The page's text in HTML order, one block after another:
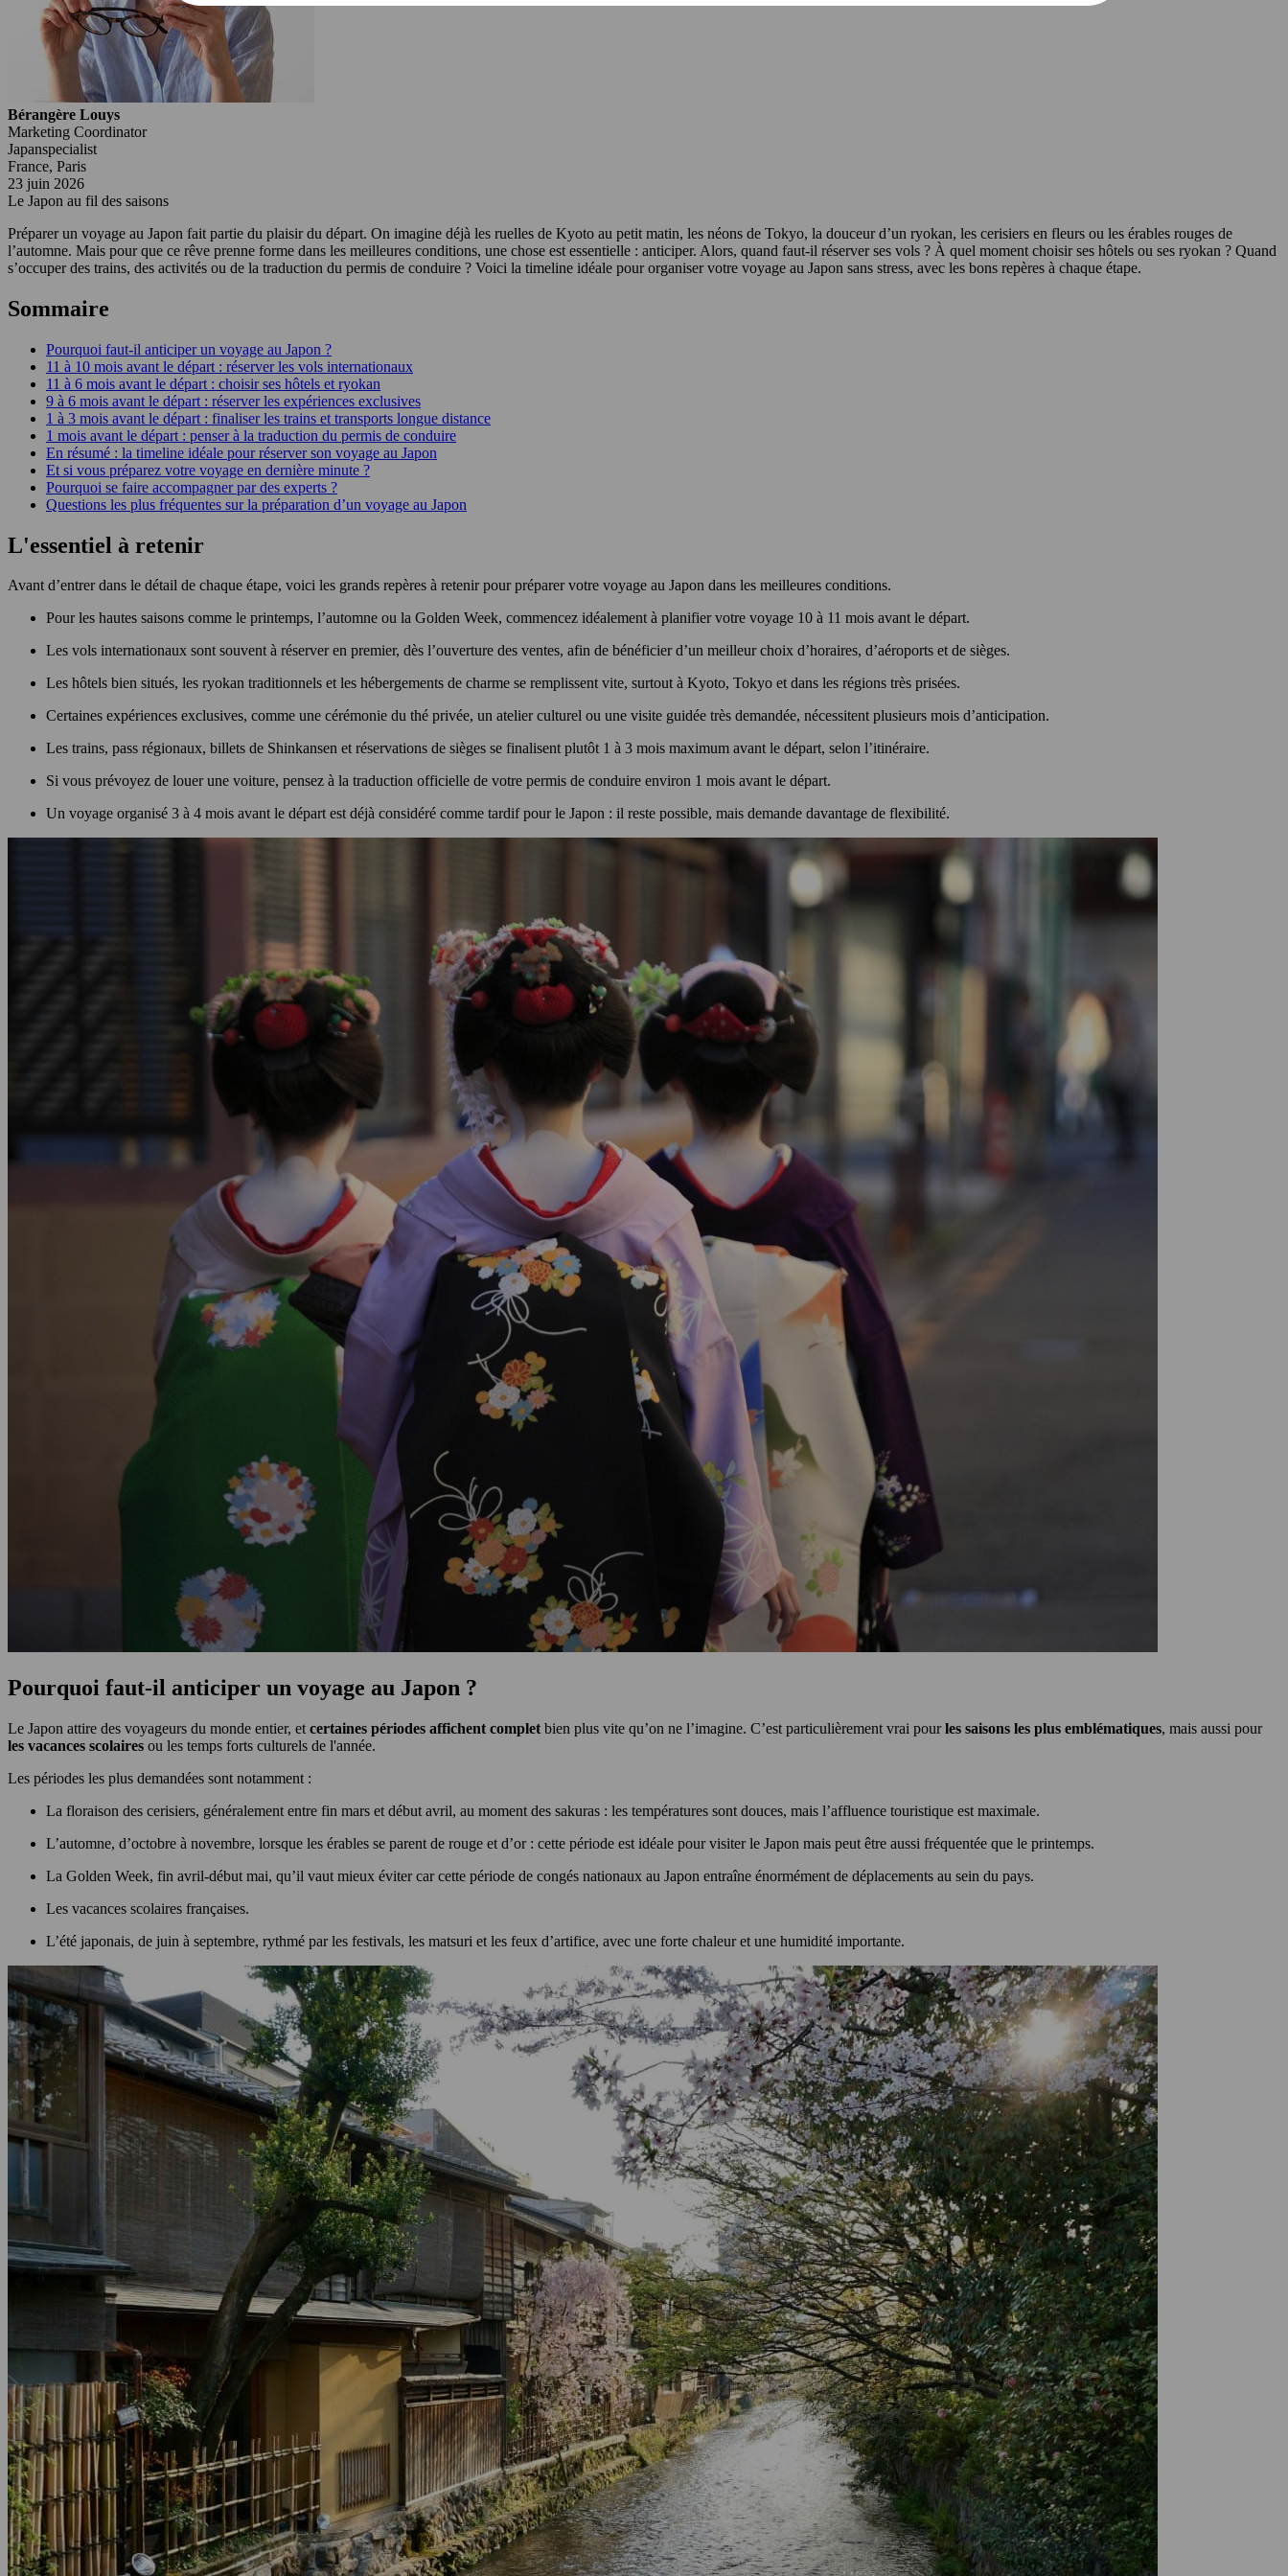
Bérangère Louys
Marketing Coordinator
Japanspecialist
France, Paris
23 juin 2026
Le Japon au fil des saisons
Préparer un voyage au Japon fait partie du plaisir du départ. On imagine déjà les ruelles de Kyoto au petit matin, les néons de Tokyo, la douceur d’un ryokan, les cerisiers en fleurs ou les érables rouges de
l’automne. Mais pour que ce rêve prenne forme dans les meilleures conditions, une chose est essentielle : anticiper. Alors, quand faut-il réserver ses vols ? À quel moment choisir ses hôtels ou ses ryokan ? Quand
s’occuper des trains, des activités ou de la traduction du permis de conduire ? Voici la timeline idéale pour organiser votre voyage au Japon sans stress, avec les bons repères à chaque étape.
Sommaire
Pourquoi faut-il anticiper un voyage au Japon ?
11 à 10 mois avant le départ : réserver les vols internationaux
11 à 6 mois avant le départ : choisir ses hôtels et ryokan
9 à 6 mois avant le départ : réserver les expériences exclusives
1 à 3 mois avant le départ : finaliser les trains et transports longue distance
1 mois avant le départ : penser à la traduction du permis de conduire
En résumé : la timeline idéale pour réserver son voyage au Japon
Et si vous préparez votre voyage en dernière minute ?
Pourquoi se faire accompagner par des experts ?
Questions les plus fréquentes sur la préparation d’un voyage au Japon
L'essentiel à retenir
Avant d’entrer dans le détail de chaque étape, voici les grands repères à retenir pour préparer votre voyage au Japon dans les meilleures conditions.
Pour les hautes saisons comme le printemps, l’automne ou la Golden Week, commencez idéalement à planifier votre voyage 10 à 11 mois avant le départ.
Les vols internationaux sont souvent à réserver en premier, dès l’ouverture des ventes, afin de bénéficier d’un meilleur choix d’horaires, d’aéroports et de sièges.
Les hôtels bien situés, les ryokan traditionnels et les hébergements de charme se remplissent vite, surtout à Kyoto, Tokyo et dans les régions très prisées.
Certaines expériences exclusives, comme une cérémonie du thé privée, un atelier culturel ou une visite guidée très demandée, nécessitent plusieurs mois d’anticipation.
Les trains, pass régionaux, billets de Shinkansen et réservations de sièges se finalisent plutôt 1 à 3 mois maximum avant le départ, selon l’itinéraire.
Si vous prévoyez de louer une voiture, pensez à la traduction officielle de votre permis de conduire environ 1 mois avant le départ.
Un voyage organisé 3 à 4 mois avant le départ est déjà considéré comme tardif pour le Japon : il reste possible, mais demande davantage de flexibilité.
Pourquoi faut-il anticiper un voyage au Japon ?
Le Japon attire des voyageurs du monde entier, et certaines périodes affichent complet bien plus vite qu’on ne l’imagine. C’est particulièrement vrai pourles saisons les plus emblématiques, mais aussi pour
les vacances scolaires ou les temps forts culturels de l'année.
Les périodes les plus demandées sont notamment :
La floraison des cerisiers, généralement entre fin mars et début avril, au moment des sakuras : les températures sont douces, mais l’affluence touristique est maximale.
L’automne, d’octobre à novembre, lorsque les érables se parent de rouge et d’or : cette période est idéale pour visiter le Japon mais peut être aussi fréquentée que le printemps.
La Golden Week, fin avril-début mai, qu’il vaut mieux éviter car cette période de congés nationaux au Japon entraîne énormément de déplacements au sein du pays.
Les vacances scolaires françaises.
L’été japonais, de juin à septembre, rythmé par les festivals, les matsuri et les feux d’artifice, avec une forte chaleur et une humidité importante.